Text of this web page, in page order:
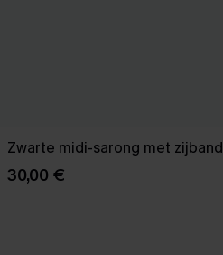
Zwarte midi-sarong met zijband
30,00 €